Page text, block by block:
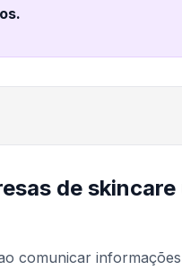
.
de skincare
comunicar